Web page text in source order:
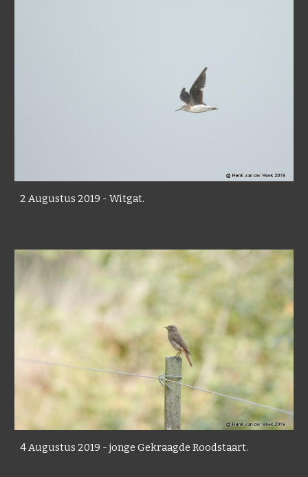
2 Augustus 2019 - Witgat.
4 Augustus 2019 - jonge Gekraagde Roodstaart.